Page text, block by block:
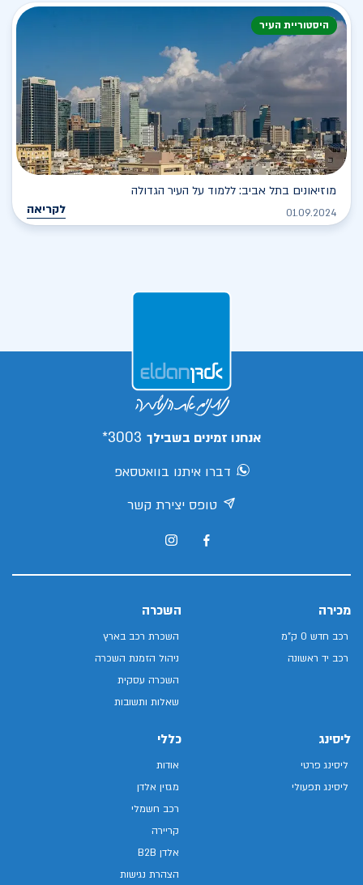
היסטוריית העיר
מוזיאונים בתל אביב: ללמוד על העיר הגדולה
01.09.2024 לקריאה
אנחנו זמינים בשבילך 3003*
דברו איתנו בוואטסאפ
טופס יצירת קשר
מכירה
רכב חדש 0 ק"מ
רכב יד ראשונה
השכרה
השכרת רכב בארץ
ניהול הזמנת השכרה
השכרה עסקית
שאלות ותשובות
ליסינג
ליסינג פרטי
ליסינג תפעולי
כללי
אודות
מגזין אלדן
רכב חשמלי
קריירה
אלדן B2B
הצהרת נגישות